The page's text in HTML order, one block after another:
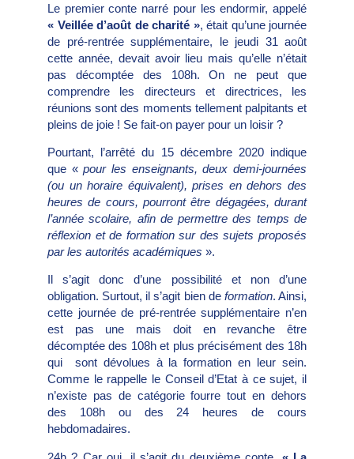
Le premier conte narré pour les endormir, appelé
« Veillée d’août de charité », était qu’une journée
de pré-rentrée supplémentaire, le jeudi 31 août
cette année, devait avoir lieu mais qu’elle n’était
pas décomptée des 108h. On ne peut que
comprendre les directeurs et directrices, les
réunions sont des moments tellement palpitants et
pleins de joie ! Se fait-on payer pour un loisir ?
Pourtant, l’arrêté du 15 décembre 2020 indique
que «pour les enseignants, deux demi-journées
(ou un horaire équivalent), prises en dehors des
heures de cours, pourront être dégagées, durant
l’année scolaire, afin de permettre des temps de
réflexion et de formation sur des sujets proposés
par les autorités académiques ».
Il s’agit donc d’une possibilité et non d’une
obligation. Surtout, il s’agit bien de formation. Ainsi,
cette journée de pré-rentrée supplémentaire n’en
est pas une mais doit en revanche être
décomptée des 108h et plus précisément des 18h
qui sont dévolues à la formation en leur sein.
Comme le rappelle le Conseil d’Etat à ce sujet, il
n’existe pas de catégorie fourre tout en dehors
des 108h ou des 24 heures de cours
hebdomadaires.